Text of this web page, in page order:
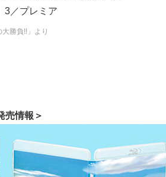
／プレミア
勝負!!」より
売情報＞